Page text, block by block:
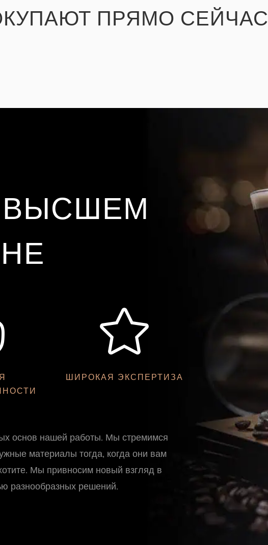
ПРЯМО СЕЙЧАС
ВЫСШЕМ

ШИРОКАЯ ЭКСПЕРТИЗА
основ нашей работы. Мы стремимся
материалы тогда, когда они вам
Мы привносим новый взгляд в
разнообразных решений.